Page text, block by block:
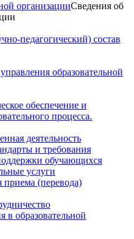
организацииСведения об
педагогический) состав
образовательной
обеспечение и
процесса.
деятельность
и требования
обучающихся
услуги
приема (перевода)
в образовательной